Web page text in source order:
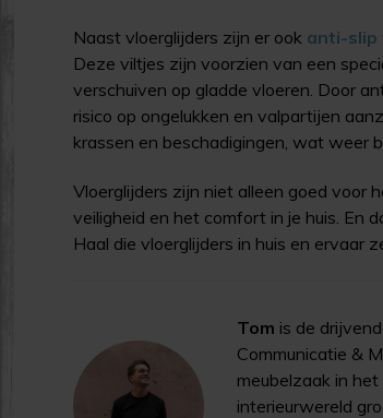
Naast vloerglijders zijn er ook anti-slip
Deze viltjes zijn voorzien van een
verschuiven op gladde vloeren. Door
risico op ongelukken en valpartijen
krassen en beschadigingen, wat weer
Vloerglijders zijn niet alleen goed voor
veiligheid en het comfort in je huis. En
Haal die vloerglijders in huis en ervaar
Tom is de
Communicatie &
meubelzaak in
interieurwereld